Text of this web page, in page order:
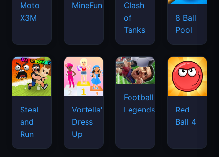
Moto
X3M
MineFun.io
Clash
of
Tanks
8 Ball
Pool
Steal
and
Run
Vortella's
Dress
Up
Football
Legends
Red
Ball 4